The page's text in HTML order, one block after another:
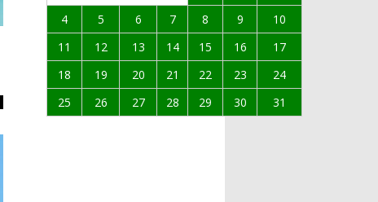
4
5 6 7 8 9
10
11
12 13 14 15 16
17
18
19 20 21 22 23
24
25
26 27 28 29 30 31